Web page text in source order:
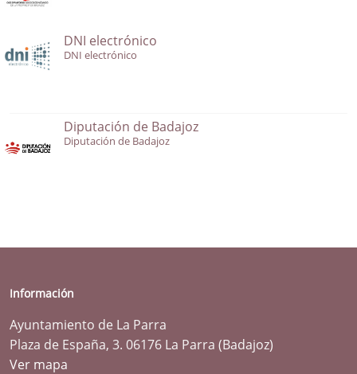
DNI electrónico
DNI electrónico
Diputación de Badajoz
Diputación de Badajoz
Información
Ayuntamiento de La Parra
Plaza de España, 3. 06176 La Parra (Badajoz)
Ver mapa